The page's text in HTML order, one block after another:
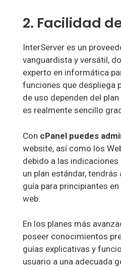
2. Facilidad
InterServer es un
vanguardista y versátil,
experto en informática
funciones que despliega
de uso dependen del
es realmente sencillo
Con cPanel puedes
website, así como los
debido a las
un plan estándar,
guía para principiantes
web.
En los planes más
poseer conocimientos
guías explicativas y
usuario a una adecuada